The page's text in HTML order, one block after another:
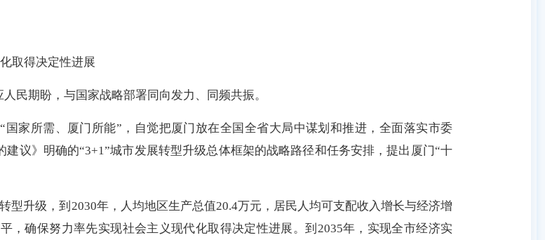
取得决定性进展
期盼，与国家战略部署同向发力、同频共振。
家所需、厦门所能”，自觉把厦门放在全国全省大局中谋划和推进，全面落实市委
议》明确的“3+1”城市发展转型升级总体框架的战略路径和任务安排，提出厦门“十
升级，到2030年，人均地区生产总值20.4万元，居民人均可支配收入增长与经济增
，确保努力率先实现社会主义现代化取得决定性进展。到2035年，实现全市经济实